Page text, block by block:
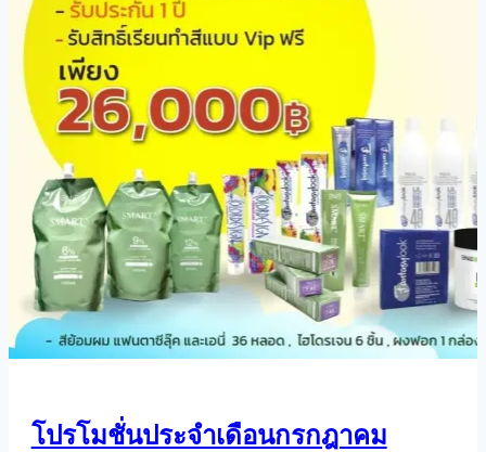
โปรโมชั่นประจำเดือนกรกฎาคม